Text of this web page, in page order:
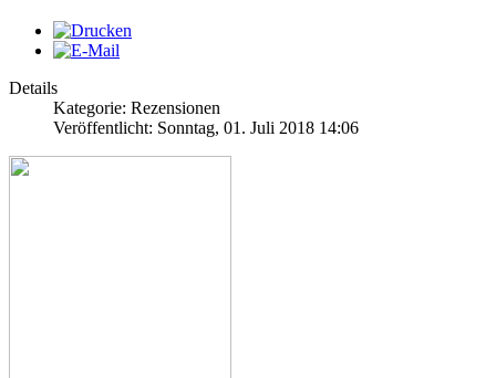
Details
Kategorie: Rezensionen
Veröffentlicht: Sonntag, 01. Juli 2018 14:06